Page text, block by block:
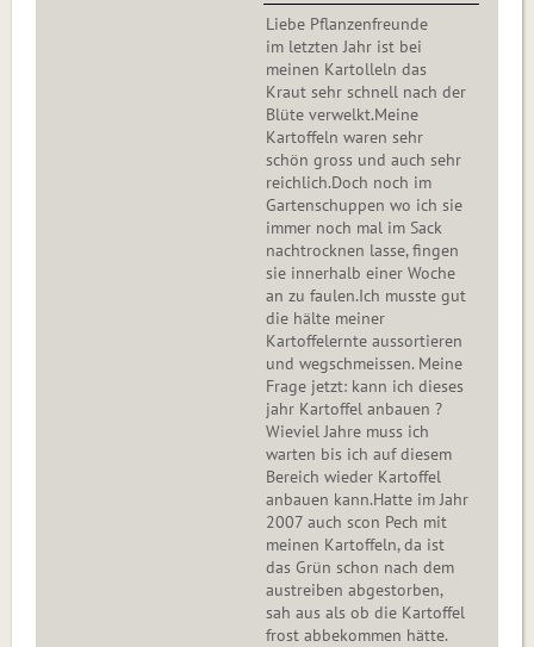
Liebe Pflanzenfreunde
im letzten Jahr ist bei
meinen Kartolleln das
Kraut sehr schnell nach der
Blüte verwelkt.Meine
Kartoffeln waren sehr
schön gross und auch sehr
reichlich.Doch noch im
Gartenschuppen wo ich sie
immer noch mal im Sack
nachtrocknen lasse, fingen
sie innerhalb einer Woche
an zu faulen.Ich musste gut
die hälte meiner
Kartoffelernte aussortieren
und wegschmeissen. Meine
Frage jetzt: kann ich dieses
jahr Kartoffel anbauen ?
Wieviel Jahre muss ich
warten bis ich auf diesem
Bereich wieder Kartoffel
anbauen kann.Hatte im Jahr
2007 auch scon Pech mit
meinen Kartoffeln, da ist
das Grün schon nach dem
austreiben abgestorben,
sah aus als ob die Kartoffel
frost abbekommen hätte.